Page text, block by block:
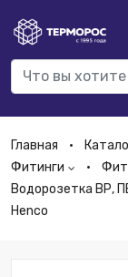
Главная
Фитинги
Водорозетка ВР,
Henco